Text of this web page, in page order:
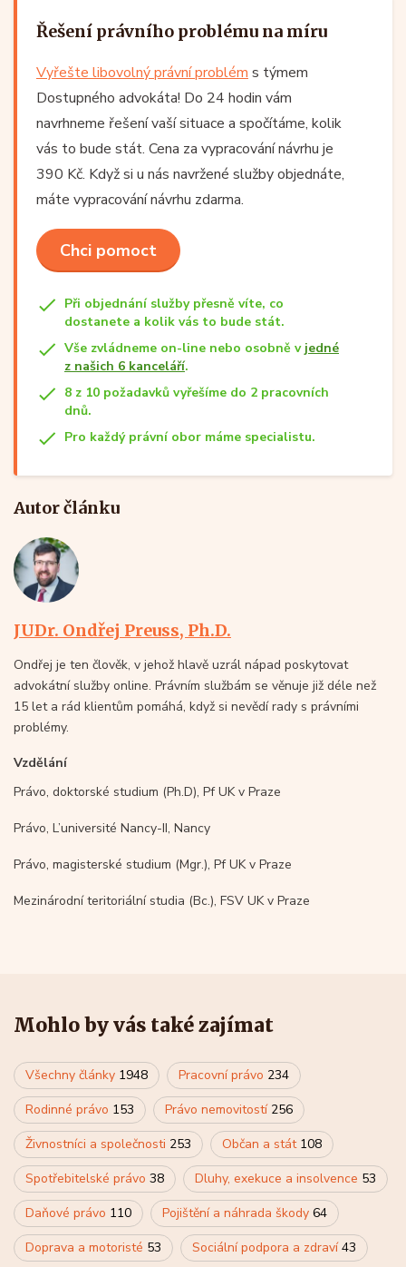
Řešení právního problému na míru
Vyřešte libovolný právní problém s týmem
Dostupného advokáta! Do 24 hodin vám
navrhneme řešení vaší situace a spočítáme, kolik
vás to bude stát. Cena za vypracování návrhu je
390 Kč. Když si u nás navržené služby objednáte,
máte vypracování návrhu zdarma.
Chci pomoct
Při objednání služby přesně víte, co
dostanete a kolik vás to bude stát.
Vše zvládneme on-line nebo osobně v jedné
z našich 6 kanceláří.
8 z 10 požadavků vyřešíme do 2 pracovních
dnů.
Pro každý právní obor máme specialistu.
Autor článku
JUDr. Ondřej Preuss, Ph.D.
Ondřej je ten člověk, v jehož hlavě uzrál nápad poskytovat
advokátní služby online. Právním službám se věnuje již déle než
15 let a rád klientům pomáhá, když si nevědí rady s právními
problémy.
Vzdělání
Právo, doktorské studium (Ph.D), Pf UK v Praze
Právo, L’université Nancy-II, Nancy
Právo, magisterské studium (Mgr.), Pf UK v Praze
Mezinárodní teritoriální studia (Bc.), FSV UK v Praze
Mohlo by vás také zajímat
Všechny články 1948 Pracovní právo 234
Rodinné právo 153 Právo nemovitostí 256
Živnostníci a společnosti 253 Občan a stát 108
Spotřebitelské právo 38 Dluhy, exekuce a insolvence 53
Daňové právo 110 Pojištění a náhrada škody 64
Doprava a motoristé 53 Sociální podpora a zdraví43